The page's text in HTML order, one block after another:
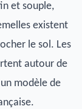
et souple,
existent
le sol. Les
autour de
modèle de